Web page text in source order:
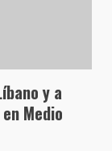
y a
Medio